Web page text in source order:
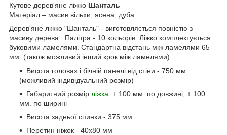
Кутове дерев'яне ліжко Шанталь
Матеріал – масив вільхи, ясена, дуба
Дерев'яне ліжко "Шанталь" - виготовляється повністю з
масиву дерева . Палітра - 10 кольорів. Ліжко комплектується
буковими ламелями. Стандартна відстань між ламелями 65
мм. (також можливий інший крок між ламелями).
Висота головах і бічній панелі від стіни - 750 мм.
(можливий індивідуальний розмір)
Габаритний розмір ліжка: + 100 мм. по довжині, + 100
мм. по ширині
Висота задньої спинки - 375 мм
Перетин ніжок - 40х80 мм